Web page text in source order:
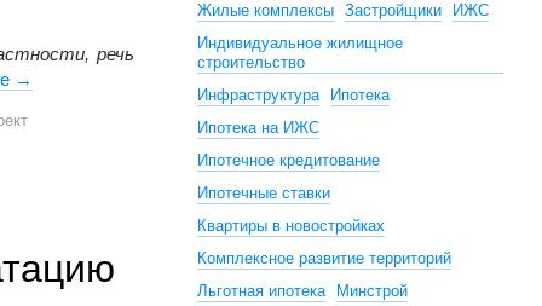
речь
Встреча Президента России Владимира Путина с
→
Жилые комплексы
Застройщики
ИЖС
Индивидуальное жилищное
строительство
Инфраструктура
Ипотека
Ипотека на ИЖС
Ипотечное кредитование
Ипотечные ставки
Квартиры в новостройках
Комплексное развитие территорий
Льготная ипотека
Минстрой